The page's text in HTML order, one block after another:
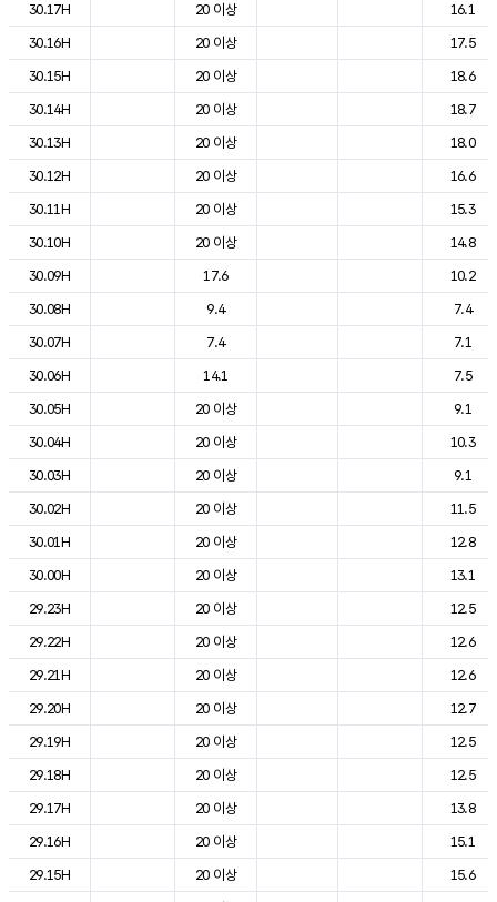
30.17H
20 이상
16.1
30.16H
20 이상
17.5
30.15H
20 이상
18.6
30.14H
20 이상
18.7
30.13H
20 이상
18.0
30.12H
20 이상
16.6
30.11H
20 이상
15.3
30.10H
20 이상
14.8
30.09H
17.6
10.2
30.08H
9.4
7.4
30.07H
7.4
7.1
30.06H
14.1
7.5
30.05H
20 이상
9.1
30.04H
20 이상
10.3
30.03H
20 이상
9.1
30.02H
20 이상
11.5
30.01H
20 이상
12.8
30.00H
20 이상
13.1
29.23H
20 이상
12.5
29.22H
20 이상
12.6
29.21H
20 이상
12.6
29.20H
20 이상
12.7
29.19H
20 이상
12.5
29.18H
20 이상
12.5
29.17H
20 이상
13.8
29.16H
20 이상
15.1
29.15H
20 이상
15.6